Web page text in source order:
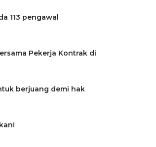
113 pengawal
Pekerja Kontrak di
berjuang demi hak